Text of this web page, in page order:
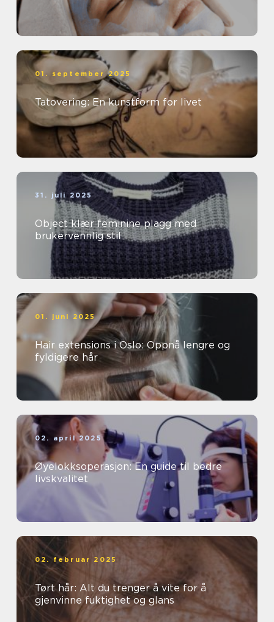
01. september 2025
Tatovering: En kunstform for livet
31. juli 2025
Object klær feminine plagg med
brukervennlig stil
01. juni 2025
Hair extensions i Oslo: Oppnå lengre og
fyldigere hår
02. april 2025
Øyelokksoperasjon: En guide til bedre
livskvalitet
02. februar 2025
Tørt hår: Alt du trenger å vite for å
gjenvinne fuktighet og glans